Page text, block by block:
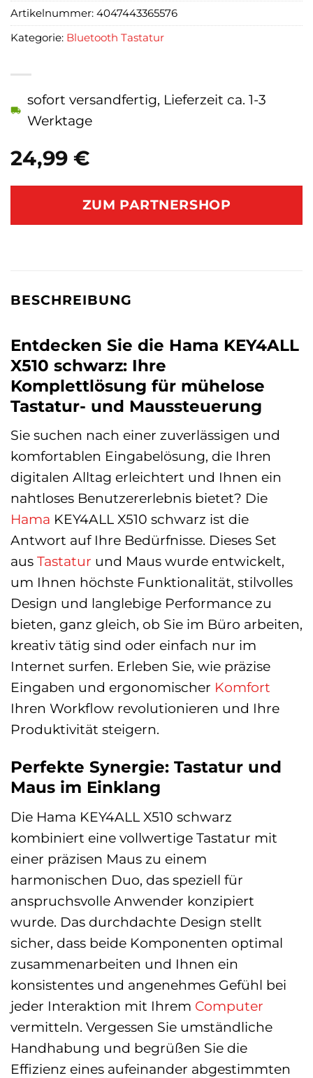
24,99 €
sofort versandfertig, Lieferzeit ca. 1-3
Werktage
ZUM PARTNERSHOP
Artikelnummer: 4047443365576
Kategorie: Bluetooth Tastatur
BESCHREIBUNG
Entdecken Sie die Hama KEY4ALL
X510 schwarz: Ihre
Komplettlösung für mühelose
Tastatur- und Maussteuerung
Sie suchen nach einer zuverlässigen und
komfortablen Eingabelösung, die Ihren
digitalen Alltag erleichtert und Ihnen ein
nahtloses Benutzererlebnis bietet? Die
Hama KEY4ALL X510 schwarz ist die
Antwort auf Ihre Bedürfnisse. Dieses Set
aus Tastatur und Maus wurde entwickelt,
um Ihnen höchste Funktionalität, stilvolles
Design und langlebige Performance zu
bieten, ganz gleich, ob Sie im Büro arbeiten,
kreativ tätig sind oder einfach nur im
Internet surfen. Erleben Sie, wie präzise
Eingaben und ergonomischer Komfort
Ihren Workflow revolutionieren und Ihre
Produktivität steigern.
Perfekte Synergie: Tastatur und
Maus im Einklang
Die Hama KEY4ALL X510 schwarz
kombiniert eine vollwertige Tastatur mit
einer präzisen Maus zu einem
harmonischen Duo, das speziell für
anspruchsvolle Anwender konzipiert
wurde. Das durchdachte Design stellt
sicher, dass beide Komponenten optimal
zusammenarbeiten und Ihnen ein
konsistentes und angenehmes Gefühl bei
jeder Interaktion mit Ihrem Computer
vermitteln. Vergessen Sie umständliche
Handhabung und begrüßen Sie die
Effizienz eines aufeinander abgestimmten